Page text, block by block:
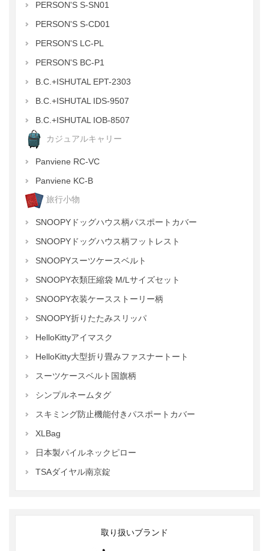
PERSON'S S-SN01
PERSON'S S-CD01
PERSON'S LC-PL
PERSON'S BC-P1
B.C.+ISHUTAL EPT-2303
B.C.+ISHUTAL IDS-9507
B.C.+ISHUTAL IOB-8507
カジュアルキャリー
Panviene RC-VC
Panviene KC-B
旅行小物
SNOOPYドッグハウス柄パスポートカバー
SNOOPYドッグハウス柄フットレスト
SNOOPYスーツケースベルト
SNOOPY衣類圧縮袋 M/Lサイズセット
SNOOPY衣装ケースストーリー柄
SNOOPY折りたたみスリッパ
HelloKittyアイマスク
HelloKitty大型折り畳みファスナートート
スーツケースベルト国旗柄
シンプルネームタグ
スキミング防止機能付きパスポートカバー
XLBag
日本製パイルネックピロー
TSAダイヤル南京錠
取り扱いブランド